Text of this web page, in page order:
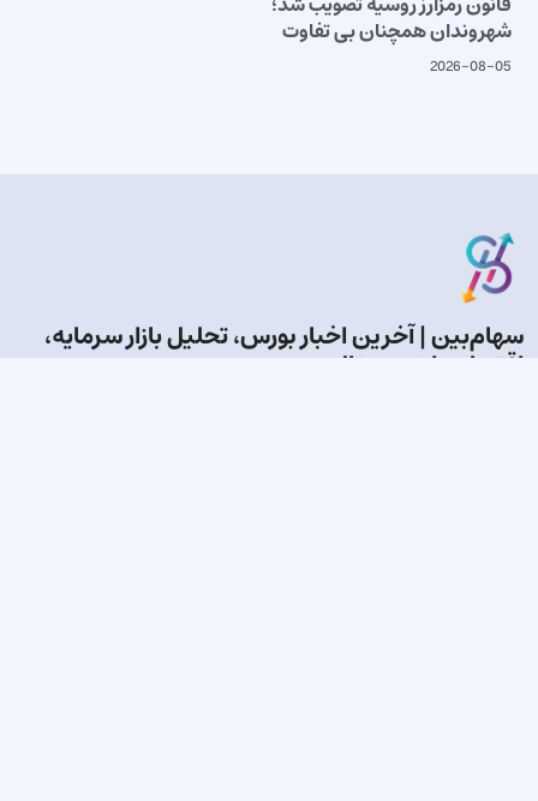
شهروندان همچنان بی تفاوت
2026-08-05
سهام‌بین | آخرین اخبار بورس، تحلیل بازار سرمایه،
اقتصاد و ارز دیجیتال